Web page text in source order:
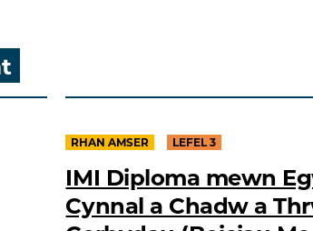
RHAN AMSER LEFEL 3
IMI Diploma mewn
Cynnal a Chadw a